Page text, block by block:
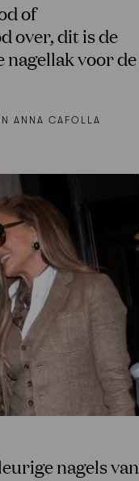
of
over, dit is de
nagellak voor de
ANNA CAFOLLA
nagels van